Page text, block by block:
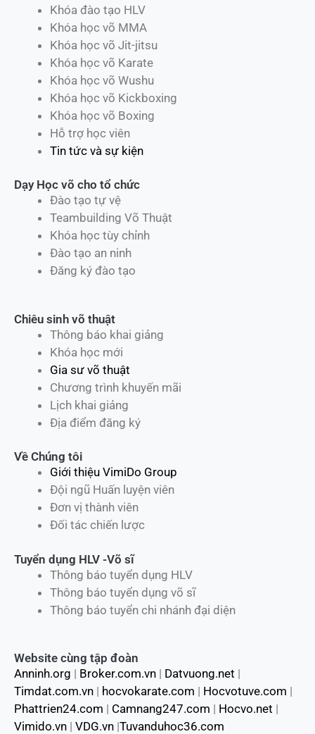
Khóa đào tạo HLV
Khóa học võ MMA
Khóa học võ Jit-jitsu
Khóa học võ Karate
Khóa học võ Wushu
Khóa học võ Kickboxing
Khóa học võ Boxing
Hỗ trợ học viên
Tin tức và sự kiện
Dạy Học võ cho tổ chức
Đào tạo tự vệ
Teambuilding Võ Thuật
Khóa học tùy chỉnh
Đào tạo an ninh
Đăng ký đào tạo
Chiêu sinh võ thuật
Thông báo khai giảng
Khóa học mới
Gia sư võ thuật
Chương trình khuyến mãi
Lịch khai giảng
Địa điểm đăng ký
Về Chúng tôi
Giới thiệu VimiDo Group
Đội ngũ Huấn luyện viên
Đơn vị thành viên
Đối tác chiến lược
Tuyển dụng HLV -Võ sĩ
Thông báo tuyển dụng HLV
Thông báo tuyển dụng võ sĩ
Thông báo tuyển chi nhánh đại diện
Website cùng tập đoàn
Anninh.org | Broker.com.vn | Datvuong.net |
Timdat.com.vn | hocvokarate.com | Hocvotuve.com |
Phattrien24.com | Camnang247.com | Hocvo.net |
Vimido.vn | VDG.vn |Tuvanduhoc36.com